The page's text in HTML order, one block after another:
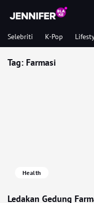
Selebriti K-Pop
Tag: Farmasi
Health
Ledakan Gedung